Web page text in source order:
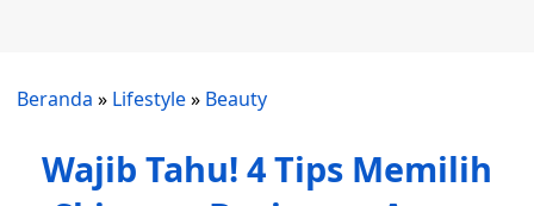
Beranda » Lifestyle» Beauty
Wajib Tahu! 4 Tips Memilih